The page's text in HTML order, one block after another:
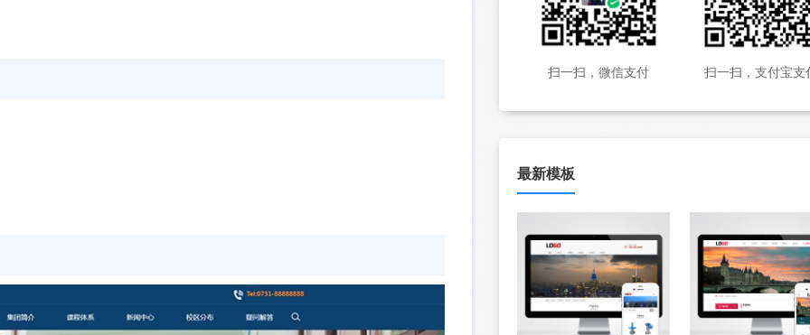
扫一扫，微信支付 扫一扫，支付宝支
最新模板